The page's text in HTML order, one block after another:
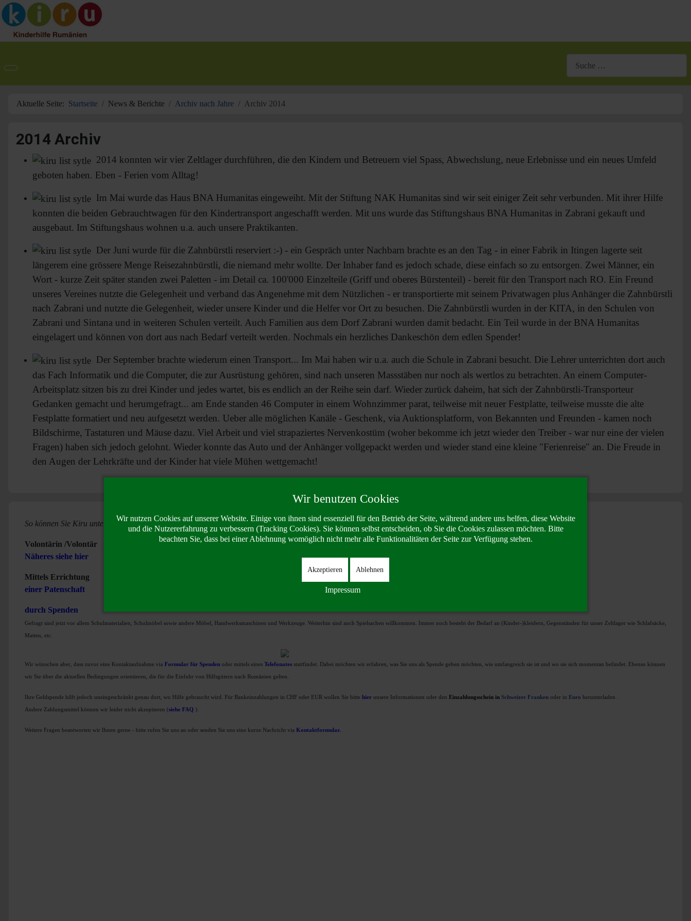
So können Sie Kiru unterstützen
Volontärin /Volontär
Näheres siehe hier
Mittels Errichtung
einer Patenschaft
durch Spenden
Gefragt sind jetzt vor allem Schulmaterialien, Schulmöbel sowie andere Möbel, Handwerksmaschinen und Werkzeuge. Weiterhin sind auch Spielsachen willkommen. Immer noch besteht der Bedarf an (Kinder-)kleidern, Gegenständen für unser Zeltlager wie Schlafsäcke,
Matten, etc.
Wir wünschen aber, dass zuvor eine Kontaktaufnahme via Formular für Spenden oder mittels eines Telefonates stattfindet. Dabei möchten wir erfahren, was Sie uns als Spende geben möchten, wie umfangreich sie ist und wo sie sich momentan befindet. Ebenso können
wir Sie über die aktuellen Bedingungen orientieren, die für die Einfuhr von Hilfsgütern nach Rumänien gelten.
Ihre Geldspende hilft jedoch uneingeschränkt genau dort, wo Hilfe gebraucht wird. Für Bankeinzahlungen in CHF oder EUR wollen Sie bitte hier unsere Informationen oder den Einzahlungsschein in Schweizer Franken oder in Euro herunterladen
Andere Zahlungsmittel können wir leider nicht akzeptieren (siehe FAQ ).
Weitere Fragen beantworten wir Ihnen gerne - bitte rufen Sie uns an oder senden Sie uns eine kurze Nachricht via Kontaktformular.
Aktuelle Seite: Startseite News & Berichte Archiv nach Jahre Archiv 2014
2014 Archiv
2014 konnten wir vier Zeltlager durchführen, die den Kindern und Betreuern viel Spass, Abwechslung, neue Erlebnisse und ein neues Umfeld
geboten haben. Eben - Ferien vom Alltag!
Im Mai wurde das Haus BNA Humanitas eingeweiht. Mit der Stiftung NAK Humanitas sind wir seit einiger Zeit sehr verbunden. Mit ihrer Hilfe
konnten die beiden Gebrauchtwagen für den Kindertransport angeschafft werden. Mit uns wurde das Stiftungshaus BNA Humanitas in Zabrani gekauft und
ausgebaut. Im Stiftungshaus wohnen u.a. auch unsere Praktikanten.
Der Juni wurde für die Zahnbürstli reserviert :-) - ein Gespräch unter Nachbarn brachte es an den Tag - in einer Fabrik in Itingen lagerte seit
längerem eine grössere Menge Reisezahnbürstli, die niemand mehr wollte. Der Inhaber fand es jedoch schade, diese einfach so zu entsorgen. Zwei Männer, ein
Wort - kurze Zeit später standen zwei Paletten - im Detail ca. 100'000 Einzelteile (Griff und oberes Bürstenteil) - bereit für den Transport nach RO. Ein Freund
unseres Vereines nutzte die Gelegenheit und verband das Angenehme mit dem Nützlichen - er transportierte mit seinem Privatwagen plus Anhänger die Zahnbürstli
nach Zabrani und nutzte die Gelegenheit, wieder unsere Kinder und die Helfer vor Ort zu besuchen. Die Zahnbürstli wurden in der KITA, in den Schulen von
Zabrani und Sintana und in weiteren Schulen verteilt. Auch Familien aus dem Dorf Zabrani wurden damit bedacht. Ein Teil wurde in der BNA Humanitas
eingelagert und können von dort aus nach Bedarf verteilt werden. Nochmals ein herzliches Dankeschön dem edlen Spender!
Der September brachte wiederum einen Transport... Im Mai haben wir u.a. auch die Schule in Zabrani besucht. Die Lehrer unterrichten dort auch
das Fach Informatik und die Computer, die zur Ausrüstung gehören, sind nach unseren Massstäben nur noch als wertlos zu betrachten. An einem Computer-
Arbeitsplatz sitzen bis zu drei Kinder und jedes wartet, bis es endlich an der Reihe sein darf. Wieder zurück daheim, hat sich der Zahnbürstli-Transporteur
Gedanken gemacht und herumgefragt... am Ende standen 46 Computer in einem Wohnzimmer parat, teilweise mit neuer Festplatte, teilweise musste die alte
Festplatte formatiert und neu aufgesetzt werden. Ueber alle möglichen Kanäle - Geschenk, via Auktionsplatform, von Bekannten und Freunden - kamen noch
Bildschirme, Tastaturen und Mäuse dazu. Viel Arbeit und viel strapaziertes Nervenkostüm (woher bekomme ich jetzt wieder den Treiber - war nur eine der vielen
Fragen) haben sich jedoch gelohnt. Wieder konnte das Auto und der Anhänger vollgepackt werden und wieder stand eine kleine "Ferienreise" an. Die Freude in
den Augen der Lehrkräfte und der Kinder hat viele Mühen wettgemacht!
Wir benutzen Cookies
Wir nutzen Cookies auf unserer Website. Einige von ihnen sind essenziell für den Betrieb der Seite, während andere uns helfen, diese Website
und die Nutzererfahrung zu verbessern (Tracking Cookies). Sie können selbst entscheiden, ob Sie die Cookies zulassen möchten. Bitte
beachten Sie, dass bei einer Ablehnung womöglich nicht mehr alle Funktionalitäten der Seite zur Verfügung stehen.
Akzeptieren Ablehnen
Impressum